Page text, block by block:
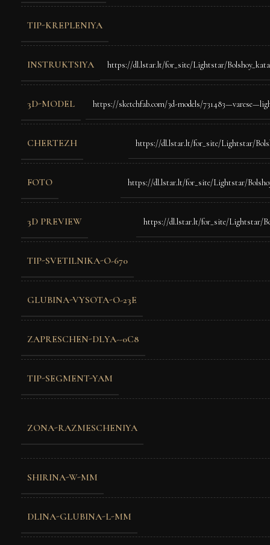
TIP-KREPLENIYA
INSTRUKTSIYA https://dl.lstar.lt/for_site/Lightstar/
3D-MODEL https://sketchfab.com/3d-models/
CHERTEZH https://dl.lstar.lt/for_site/Lightstar/
FOTO https://dl.lstar.lt/for_site/Lightstar/
3D PREVIEW https://dl.lstar.lt/for_site/Lightstar/
TIP-SVETILNIKA-O-670
GLUBINA-VYSOTA-O-23E
ZAPRESCHEN-DLYA--0C8
TIP-SEGMENT-YAM
ZONA-RAZMESCHENIYA
SHIRINA-W-MM
DLINA-GLUBINA-L-MM